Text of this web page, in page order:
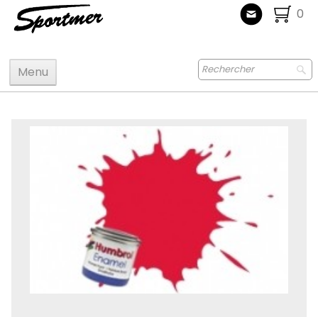
0
Menu
Accastillage accessoires
Radiocommande